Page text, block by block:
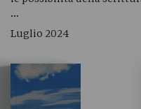
…
Luglio 2024